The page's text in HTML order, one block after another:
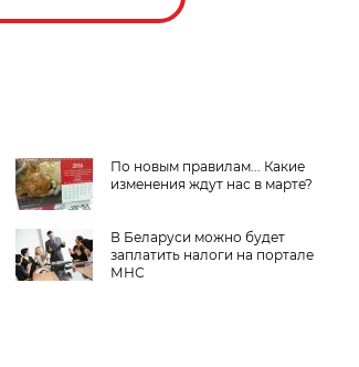
По новым правилам... Какие
изменения ждут нас в марте?
В Беларуси можно будет
заплатить налоги на портале
МНС